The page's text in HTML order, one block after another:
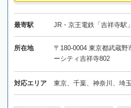
最寄駅 JR・京王電鉄「吉祥寺駅
所在地
〒180-0004 東京都武蔵
ーシティ吉祥寺802
対応エリア 東京、千葉、神奈川、埼